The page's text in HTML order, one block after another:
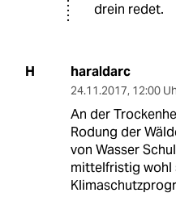
drein redet.
H haraldarc
24.11.2017, 12:00
An der
Rodung der
von Wasser
mittelfristig wohl